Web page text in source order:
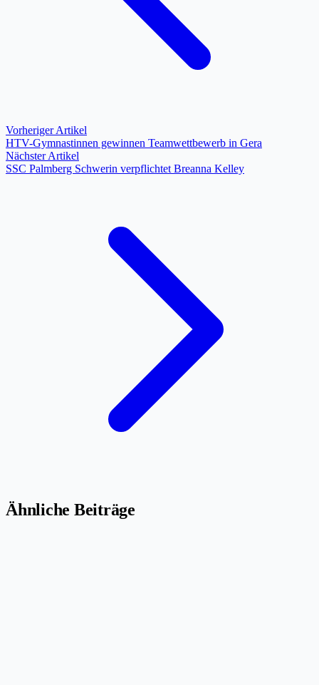
Vorheriger Artikel
HTV-Gymnastinnen gewinnen Teamwettbewerb in Gera
Nächster Artikel
SSC Palmberg Schwerin verpflichtet Breanna Kelley
Ähnliche Beiträge